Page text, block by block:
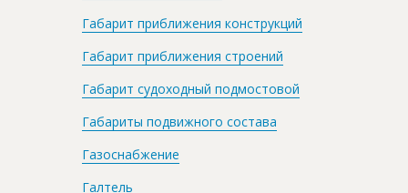
Габарит приближения конструкций
Габарит приближения строений
Габарит судоходный подмостовой
Габариты подвижного состава
Газоснабжение
Галтель